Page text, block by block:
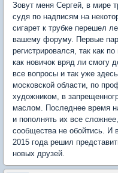
Зовут меня Сергей, в мире
судя по надписям на
сигарет к трубке перешел
вашему форуму. Первые
регистрировался, так как
как новичок вряд ли смогу
все вопросы и так уже
московской области, по
художником, в
маслом. Последнее время
и пополнять их все
сообщества не обойтись. И
2015 года решил
новых друзей.